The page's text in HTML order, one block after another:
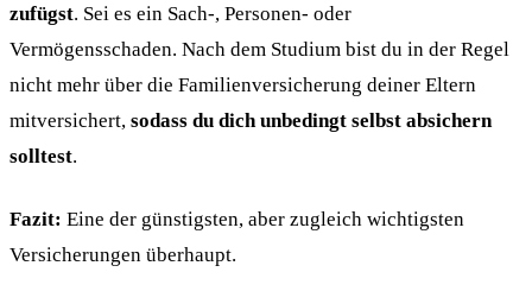
zufügst. Sei es ein Sach-, Personen- oder
Vermögensschaden. Nach dem Studium bist du in der Regel
nicht mehr über die Familienversicherung deiner Eltern
mitversichert, sodass du dich unbedingt selbst absichern
solltest.
Fazit: Eine der günstigsten, aber zugleich wichtigsten
Versicherungen überhaupt.